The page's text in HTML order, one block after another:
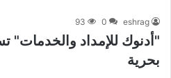
eshrag
0
93
بحرية